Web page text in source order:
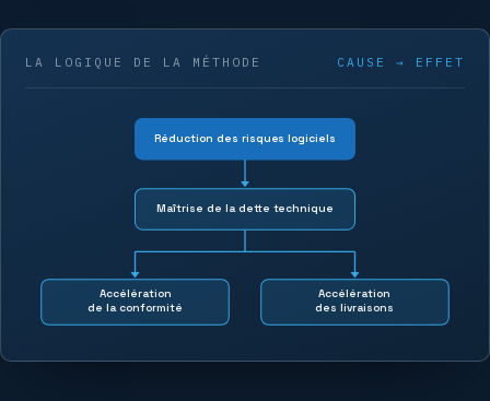
LA LOGIQUE DE LA MÉTHODE CAUSE → EFFET
Réduction des risques logiciels
Maîtrise de la dette technique
Accélération
de la conformité
Accélération
des livraisons